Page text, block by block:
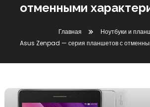
отменными
Главная
Ноутбуки и
Asus Zenpad — серия планшетов с